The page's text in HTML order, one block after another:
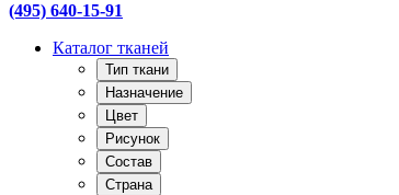
(495) 640-15-91
Каталог тканей
Тип ткани
Назначение
Цвет
Рисунок
Состав
Страна